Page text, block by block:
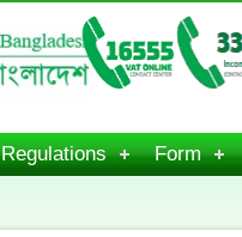
Regulations Form